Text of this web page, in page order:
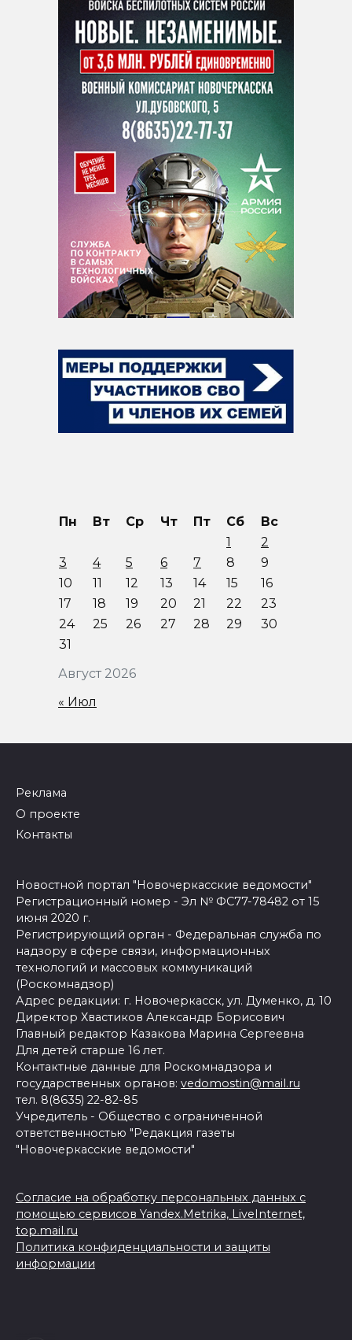
Август 2026
Пн Вт Ср Чт Пт Сб
Вс
1
2
3
4 5 6 7 8
9
10
11 12 13 14 15
16
17
18 19 20 21 22
23
24
25 26 27 28 29
30
31
« Июл
Реклама
О проекте
Контакты
Новостной портал "Новочеркасские ведомости"
Регистрационный номер - Эл № ФС77-78482 от 15
июня 2020 г.
Регистрирующий орган - Федеральная служба по
надзору в сфере связи, информационных
технологий и массовых коммуникаций
(Роскомнадзор)
Адрес редакции: г. Новочеркасск, ул. Думенко, д. 10
Директор Хвастиков Александр Борисович
Главный редактор Казакова Марина Сергеевна
Для детей старше 16 лет.
Контактные данные для Роскомнадзора и
государственных органов: vedomostin@mail.ru
тел. 8(8635) 22-82-85
Учредитель - Общество с ограниченной
ответственностью "Редакция газеты
"Новочеркасские ведомости"
Согласие на обработку персональных данных с
помощью сервисов Yandex.Metrika, LiveInternet,
top.mail.ru
Политика конфиденциальности и защиты
информации